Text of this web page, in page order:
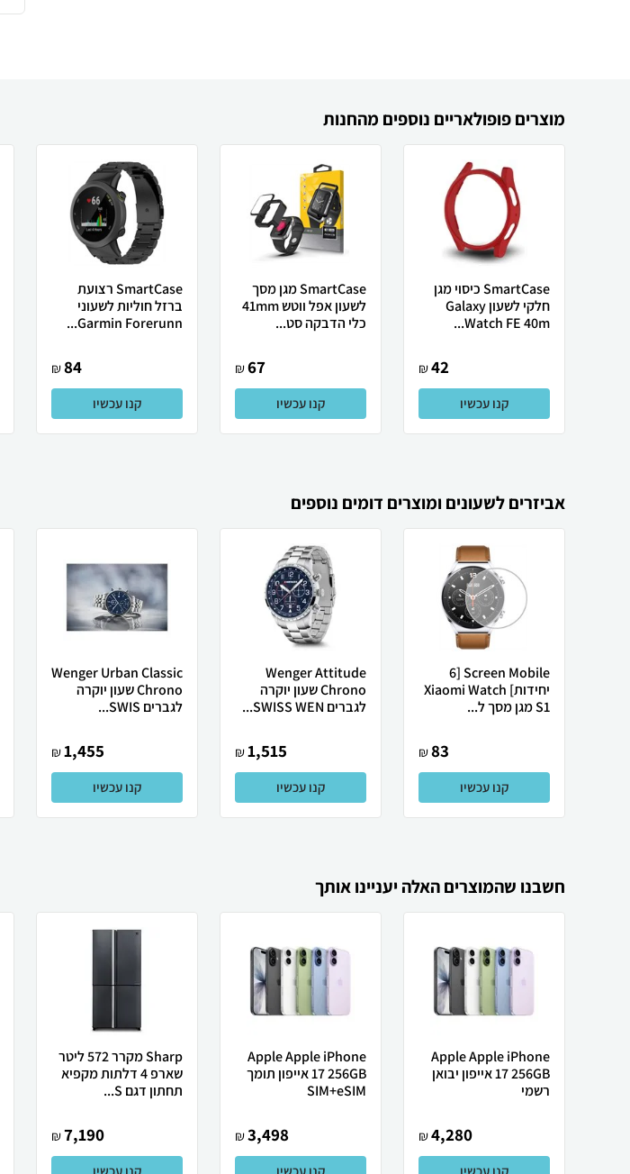
מוצרים פופולאריים נוספים מהחנות
SmartCase כיסוי מגן
חלקי לשעון Galaxy
Watch FE 40m...
42
₪
קנו עכשיו
SmartCase מגן מסך
לשעון אפל ווטש 41mm
כלי הדבקה סט...
67
₪
קנו עכשיו
SmartCase רצועת
ברזל חוליות לשעוני
Garmin Forerunn...
84
₪
קנו עכשיו
אביזרים לשעונים ומוצרים דומים נוספים
Screen Mobile [6
יחידות] Xiaomi Watch
S1 מגן מסך ל...
83
₪
קנו עכשיו
Wenger Attitude
Chrono שעון יוקרה
לגברים SWISS WEN...
1,515
₪
קנו עכשיו
Wenger Urban Classic
Chrono שעון יוקרה
לגברים SWIS...
1,455
₪
קנו עכשיו
חשבנו שהמוצרים האלה יעניינו אותך
Apple Apple iPhone
17 256GB אייפון יבואן
רשמי
4,280
₪
Apple Apple iPhone
17 256GB אייפון תומך
SIM+eSIM
3,498
₪
Sharp מקרר 572 ליטר
שארפ 4 דלתות מקפיא
תחתון דגם S...
7,190
₪